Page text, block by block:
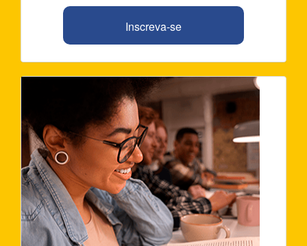
Inscreva-se